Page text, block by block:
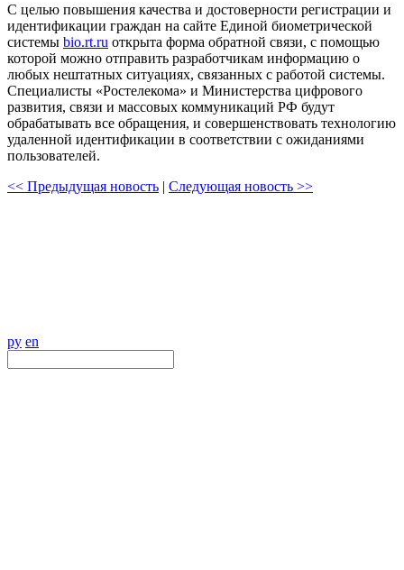
С целью повышения качества и достоверности регистрации и
идентификации граждан на сайте Единой биометрической
системы bio.rt.ru открыта форма обратной связи, с помощью
которой можно отправить разработчикам информацию о
любых нештатных ситуациях, связанных с работой системы.
Специалисты «Ростелекома» и Министерства цифрового
развития, связи и массовых коммуникаций РФ будут
обрабатывать все обращения, и совершенствовать технологию
удаленной идентификации в соответствии с ожиданиями
пользователей.
<< Предыдущая новость | Следующая новость >>
ру en